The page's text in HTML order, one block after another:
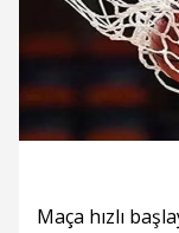
Maça hızlı